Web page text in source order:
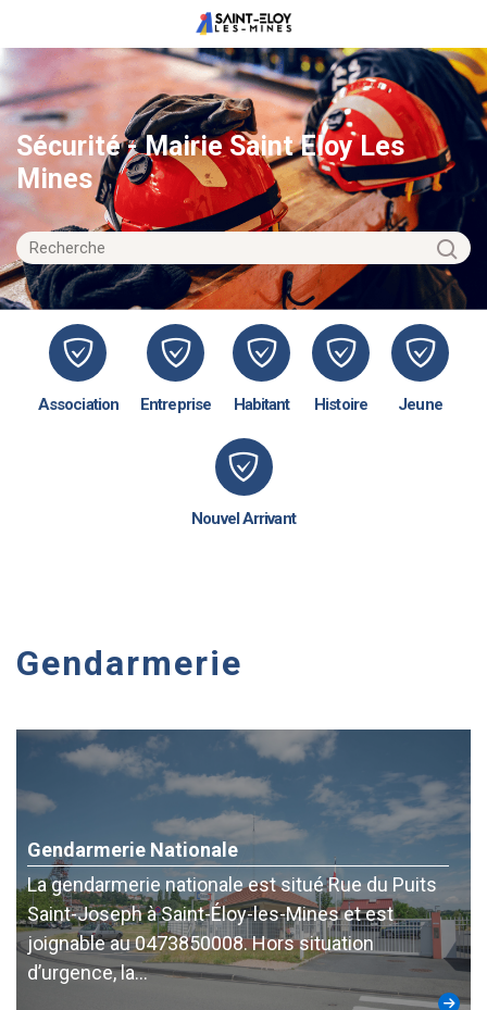
Sécurité - Mairie Saint Eloy Les
Mines
Association Entreprise Habitant Histoire Jeune
Nouvel Arrivant
Gendarmerie
Gendarmerie Nationale
La gendarmerie nationale est situé Rue du Puits
Saint-Joseph à Saint-Éloy-les-Mines et est
joignable au 0473850008. Hors situation
d’urgence, la…